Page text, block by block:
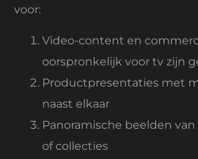
voor:
Video-content en
oorspronkelijk voor tv zijn
Productpresentaties met
naast elkaar
Panoramische beelden
of collecties